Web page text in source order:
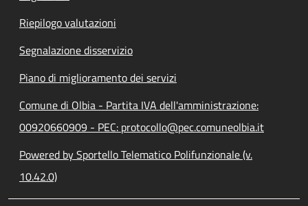
Riepilogo valutazioni
Segnalazione disservizio
Piano di miglioramento dei servizi
Comune di Olbia - Partita IVA dell'amministrazione:
00920660909 - PEC: protocollo@pec.comuneolbia.it
Powered by Sportello Telematico Polifunzionale (v.
10.42.0)